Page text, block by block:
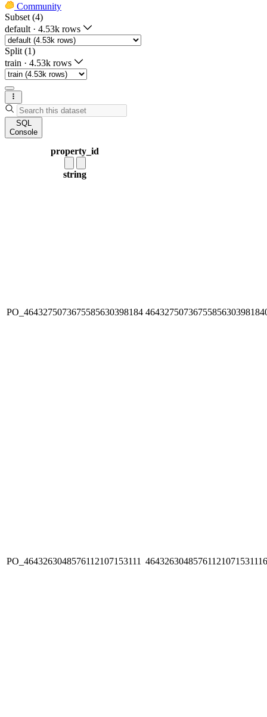
Community
Subset (4)
default · 4.53k rows
Split (1)
train · 4.53k rows
SQL
Console
property_id
string
PO_4643275073675585630398184
PO_4643263048576112107153111